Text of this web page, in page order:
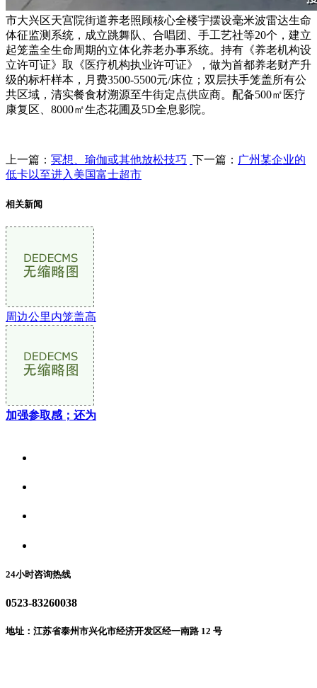
市大兴区天宫院街道养老照顾核心全楼宇摆设毫米波雷达生命
体征监测系统，成立跳舞队、合唱团、手工艺社等20个，建立
起笼盖全生命周期的立体化养老办事系统。持有《养老机构设
立许可证》取《医疗机构执业许可证》，做为首都养老财产升
级的标杆样本，月费3500-5500元/床位；双层扶手笼盖所有公
共区域，清实餐食材溯源至牛街定点供应商。配备500㎡医疗
康复区、8000㎡生态花圃及5D全息影院。
上一篇： 冥想、瑜伽或其他放松技巧 下一篇： 广州某企业的
低卡以至进入美国富士超市
相关新闻
周边公里内笼盖高
加强参取感；还为
24小时咨询热线
0523-83260038
地址：江苏省泰州市兴化市经济开发区经一南路 12 号